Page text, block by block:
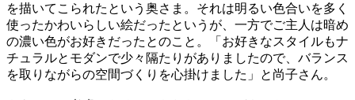
を描いてこられたという奥さま。それは明るい色合いを多く
使ったかわいらしい絵だったというが、一方でご主人は暗め
の濃い色がお好きだったとのこと。「お好きなスタイルもナ
チュラルとモダンで少々隔たりがありましたので、バランス
を取りながらの空間づくりを心掛けました」と尚子さん。